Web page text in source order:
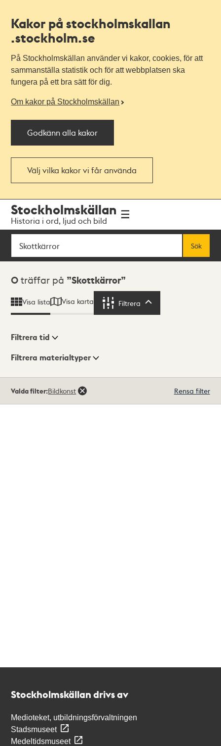
Kakor på stockholmskallan
.stockholm.se
På Stockholmskällan använder vi kakor, cookies, för att
sammanställa statistik och för att webbplatsen ska
fungera på ett bra sätt för dig.
Om kakor på Stockholmskällan
Godkänn alla kakor
Välj vilka kakor vi får använda
navigationen
huvudinnehållet
Stockholmskällan
Historia i ord, ljud och bild
Sök
Sök
Sökresultat
0 träffar på Skottkärror
Visa lista Visa karta Filtrera
Visningsläge
Filtrera tid
Filtrera materialtyper
träffar
Valda filter:Bildkonst Rensa filter
Stockholmskällan drivs av
Medioteket, utbildningsförvaltningen
Stadsmuseet
Medeltidsmuseet